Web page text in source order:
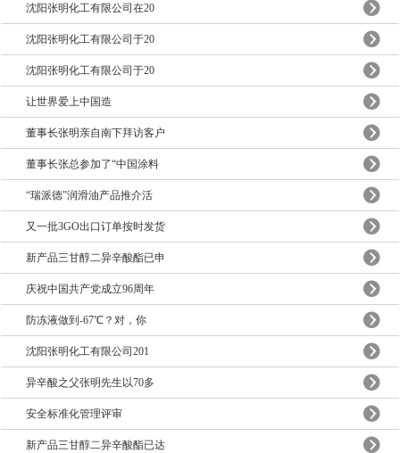
沈阳张明化工有限公司在20
沈阳张明化工有限公司于20
沈阳张明化工有限公司于20
让世界爱上中国造
董事长张明亲自南下拜访客户
董事长张总参加了“中国涂料
“瑞派德”润滑油产品推介活
又一批3GO出口订单按时发货
新产品三甘醇二异辛酸酯已申
庆祝中国共产党成立96周年
防冻液做到-67℃？对，你
沈阳张明化工有限公司201
异辛酸之父张明先生以70多
安全标准化管理评审
新产品三甘醇二异辛酸酯已达